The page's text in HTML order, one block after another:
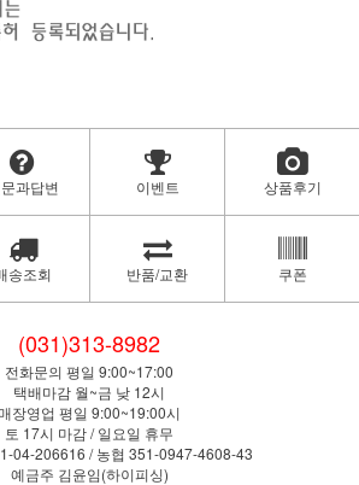
과답변 이벤트 상품후기
송조회 반품/교환 쿠폰
(031)313-8982
전화문의 평일 9:00~17:00
택배마감 월~금 낮 12시
장영업 평일 9:00~19:00시
토 17시 마감 / 일요일 휴무
04-206616 / 농협 351-0947-4608-43
예금주 김윤임(하이피싱)